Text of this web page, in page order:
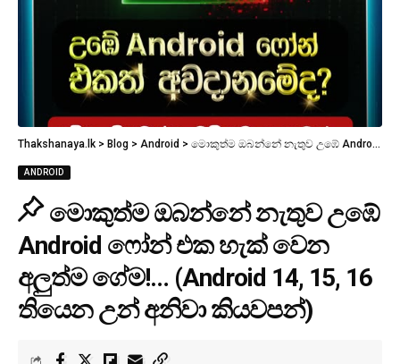
Thakshanaya.lk > Blog > Android > මොකුත්ම ඔබන්නේ නැතුව උඹේ Android ෆෝන් එක හැක් වෙන අලුත්ම ගේම!… (Android 14, 15, 16 තියෙන උන් අනිවා කියවපන්)
ANDROID
මොකුත්ම ඔබන්නේ නැතුව උඹේ
Android ෆෝන් එක හැක් වෙන
අලුත්ම ගේම!… (Android 14, 15, 16
තියෙන උන් අනිවා කියවපන්)